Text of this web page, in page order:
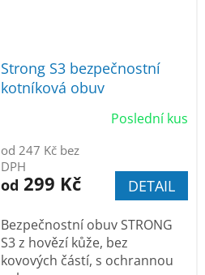
Strong S3 bezpečnostní
kotníková obuv
Poslední kus
od 247 Kč bez
DPH
od 299 Kč DETAIL
Bezpečnostní obuv STRONG
S3 z hovězí kůže, bez
kovových částí, s ochrannou